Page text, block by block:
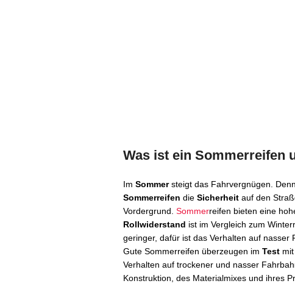
Was ist ein Sommerreifen
Im Sommersteigt das Fahrvergnügen.
Sommerreifen die Sicherheit auf den
Vordergrund. Sommerreifen bieten eine
Rollwiderstand ist im Vergleich zum
geringer, dafür ist das Verhalten auf nasser
Gute Sommerreifen überzeugen im Test
Verhalten auf trockener und nasser
Konstruktion, des Materialmixes und ihres